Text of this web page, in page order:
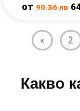
от90.36лв
« 2
Какво